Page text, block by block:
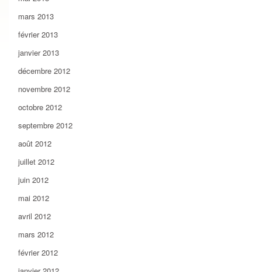
mars 2013
février 2013
janvier 2013
décembre 2012
novembre 2012
octobre 2012
septembre 2012
août 2012
juillet 2012
juin 2012
mai 2012
avril 2012
mars 2012
février 2012